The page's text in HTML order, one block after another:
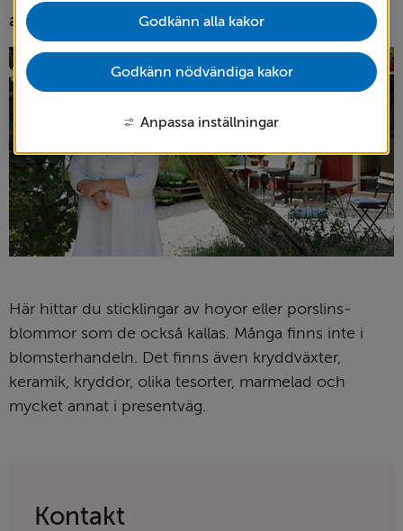
Godkänn alla kakor
Godkänn nödvändiga kakor
Anpassa inställningar
avnjuta en god glass.
Här hittar du sticklingar av hoyor eller porslins­
blommor som de också kallas. Många finns inte i
blomster­handeln. Det finns även krydd­växter,
keramik, kryddor, olika te­sorter, marmelad och
mycket annat i present­väg.
Kontakt